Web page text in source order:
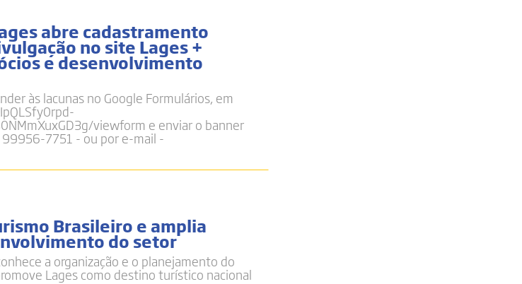
abre cadastramento
no site Lages +
e desenvolvimento
às lacunas no Google Formulários, em
viewform e enviar o banner
7751 - ou por e-mail -
Brasileiro e amplia
do setor
a organização e o planejamento do
Lages como destino turístico nacional